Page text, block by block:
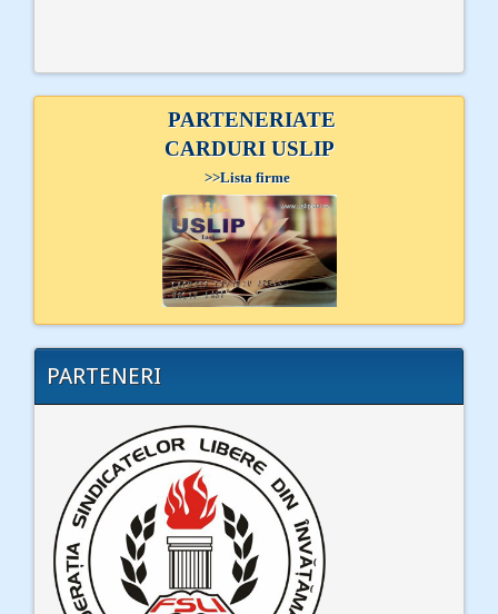
PARTENERIATE
CARDURI USLIP
>>Lista firme
PARTENERI